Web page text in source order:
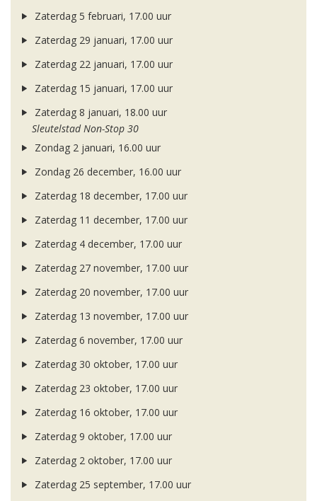
Zaterdag 5 februari, 17.00 uur
Zaterdag 29 januari, 17.00 uur
Zaterdag 22 januari, 17.00 uur
Zaterdag 15 januari, 17.00 uur
Zaterdag 8 januari, 18.00 uur
Sleutelstad Non-Stop 30
Zondag 2 januari, 16.00 uur
Zondag 26 december, 16.00 uur
Zaterdag 18 december, 17.00 uur
Zaterdag 11 december, 17.00 uur
Zaterdag 4 december, 17.00 uur
Zaterdag 27 november, 17.00 uur
Zaterdag 20 november, 17.00 uur
Zaterdag 13 november, 17.00 uur
Zaterdag 6 november, 17.00 uur
Zaterdag 30 oktober, 17.00 uur
Zaterdag 23 oktober, 17.00 uur
Zaterdag 16 oktober, 17.00 uur
Zaterdag 9 oktober, 17.00 uur
Zaterdag 2 oktober, 17.00 uur
Zaterdag 25 september, 17.00 uur